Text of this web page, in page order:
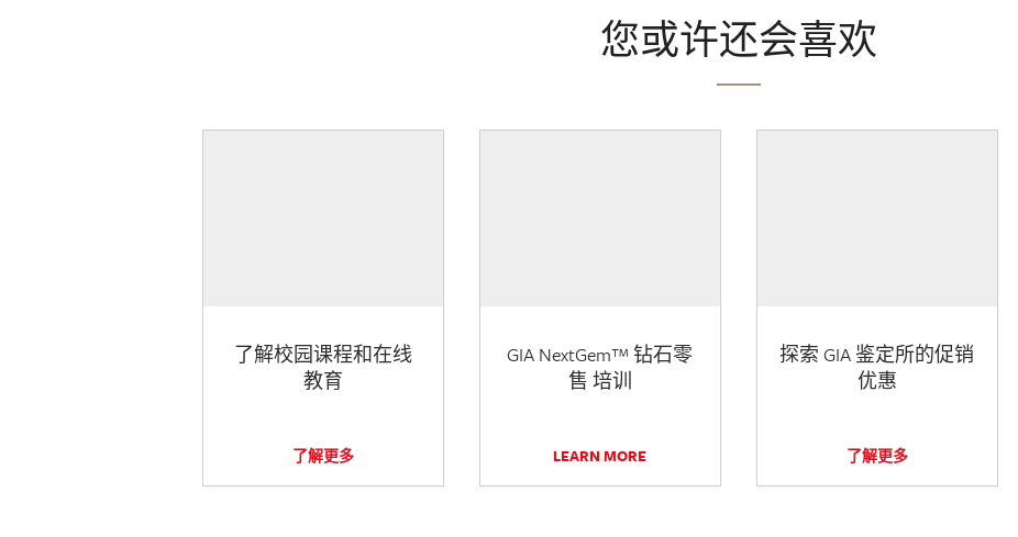
您或许还会喜欢
了解校园课程和在线
教育
了解更多
GIA NextGem™ 钻石零
售 培训
LEARN MORE
探索 GIA 鉴定所的促销
优惠
了解更多